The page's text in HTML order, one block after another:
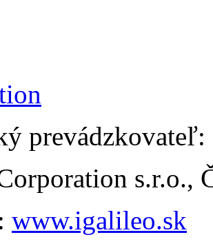
prevádzkovateľ:
s.r.o.,
www.igalileo.sk